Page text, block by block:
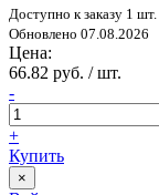
Доступно к заказу 1 шт.
Обновлено 07.08.2026
Цена:
66.82 руб. / шт.
-
+
Купить
×